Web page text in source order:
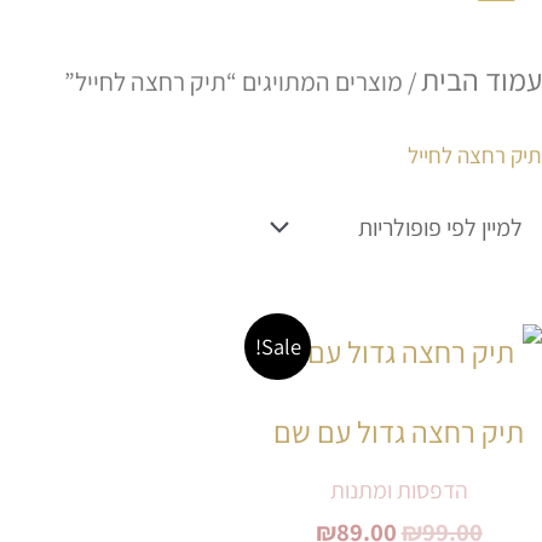
עמוד הבית/ מוצרים המתויגים “תיק רחצה לחייל”
תיק רחצה לחייל
Sale!
תיק רחצה גדול עם שם
הדפסות ומתנות
₪99.00
המחיר
המקורי
₪99.00.
₪89.00
המחיר
הנוכחי
₪89.00.
למוצר
יש